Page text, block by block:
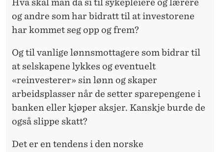
Hva skal man da si til sykepleiere og lærere
og andre som har bidratt til at investorene
har kommet seg opp og frem?
Og til vanlige lønnsmottagere som bidrar til
at selskapene lykkes og eventuelt
«reinvesterer» sin lønn og skaper
arbeidsplasser når de setter sparepengene i
banken eller kjøper aksjer. Kanskje burde de
også slippe skatt?
Det er en tendens i den norske